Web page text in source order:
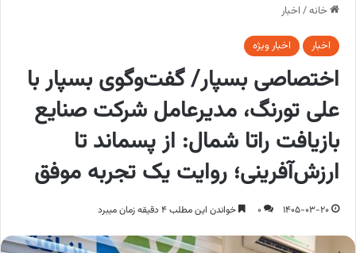
خانه/ اخبار
اخبار اخبار ویژه
اختصاصی بسپار/ گفت‌و‌گوی بسپار با
علی تورنگ، مدیرعامل شرکت صنایع
بازیافت راتا شمال: از پسماند تا
ارزش‌آفرینی؛ روایت یک تجربه موفق
1405-03-20
0 خواندن این مطلب 4 دقیقه زمان میبرد